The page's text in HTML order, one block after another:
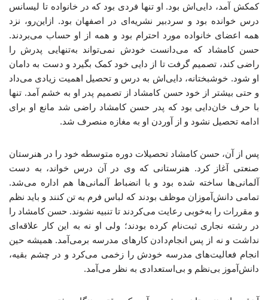
کمکش آمد، دایی‌اش بود. او تنها فردی بود که در خانواده تا لیسانس
درس خوانده بود و سردبیر نشریه‌ای در اصفهان بود. ازاین‌رو، نزد
همه‌ اعضای خانواده مورد احترام بود و همه از او حساب می‌بردند.
حسن کامشاد که می‌دانست خودش نمی‌تواند به‌تنهایی پدرش را
راضی کند، تصمیم گرفت تا از دایی خود کمک بگیرد و دست به دامان
او شود. خوشبختانه، دایی‌اش به درس و تحصیل اهمیت زیادی می‌داد
و حتی بیشتر از خود حسن کامشاد از تصمیم پدر او به خشم آمد. تنها
با حرف خان‌دایی بود که پدر حسن کامشاد راضی شد مانع او برای
ادامه تحصیل نشود و از آوردن او به مغازه منصرف شد.
پس از آن، حسن کامشاد تحصیلات دوره‌ متوسطه خود را در هنرستان
صنعتی آغاز کرد. هنرستانی که وی در آن درس خواند، به دست
آلمانی‌ها ساخته شده بود و با انضباط آلمانی‌ها هم اداره می‌شد.
تمامی دانش‌آموزان موظف بودند که لباس فرم به تن کنند و باید نظم
و مقررات را به‌خوبی رعایت می‌کردند تا تنبیه نشوند. حسن کامشاد را
در رشته‌ نجاری ثبت‌نام کرده بودند؛ ولی او نه به این کار علاقه‌ای
نداشت و نه از پس انجام‌دادن کارهای مدرسه برمی‌آمد. همیشه حین
انجام فعالیت‌های مدرسه خودش را زخمی می‌کرد و در چشم بقیه،
دانش‌آموز بی‌نظم و بی‌استعدادی به نظر می‌آمد.